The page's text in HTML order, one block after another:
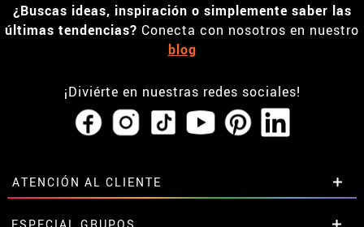
¿Buscas ideas, inspiración o simplemente saber las
últimas tendencias? Conecta con nosotros en nuestro
blog
¡Diviérte en nuestras redes sociales!
ATENCIÓN AL CLIENTE
• Horario tienda IBI